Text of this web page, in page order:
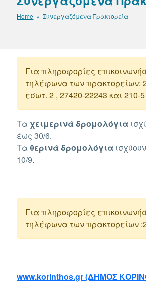
Home » Συνεργαζόμενα Πρακτορεία
Για πληροφορίες
τηλέφωνα των πρακτορείων:
εσωτ. 2 , 27420-22243 και 210-
Τα χειμερινά δρομολόγια
έως 30/6.
Τα θερινάδρομολόγια
10/9.
Για πληροφορίες
τηλέφωνα των πρακτορείων
www.korinthos.gr (ΔΗΜΟΣ